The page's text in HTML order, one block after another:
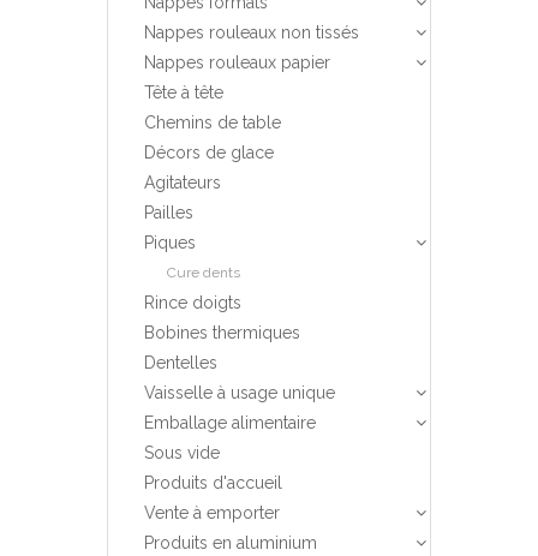
Nappes rouleaux non tissés
Nappes rouleaux papier
Tête à tête
Chemins de table
Décors de glace
Agitateurs
Pailles
Piques
Cure dents
Rince doigts
Bobines thermiques
Dentelles
Vaisselle à usage unique
Emballage alimentaire
Sous vide
Produits d'accueil
Vente à emporter
Produits en aluminium